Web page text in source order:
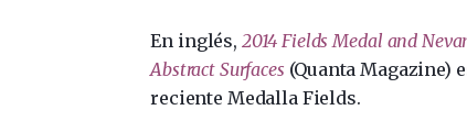
En inglés, 2014 Fields Medal and
Abstract Surfaces (Quanta Magazine)
reciente Medalla Fields.